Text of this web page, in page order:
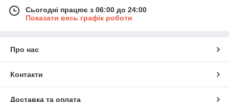
Сьогодні працює з 06:00 до 24:00
Показати весь графік роботи
Про нас
Контакти
Доставка та оплата